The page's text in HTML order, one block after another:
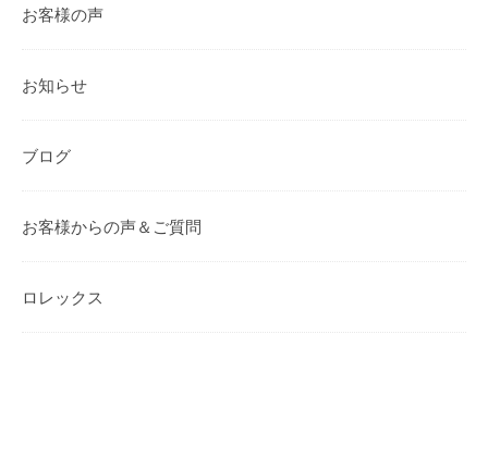
お客様の声
お知らせ
ブログ
お客様からの声＆ご質問
ロレックス